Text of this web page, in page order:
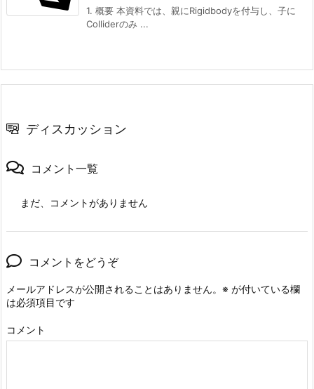
1. 概要 本資料では、親にRigidbodyを付与し、子に
Colliderのみ ...
ディスカッション
コメント一覧
まだ、コメントがありません
コメントをどうぞ
メールアドレスが公開されることはありません。 ※ が付いている欄
は必須項目です
コメント